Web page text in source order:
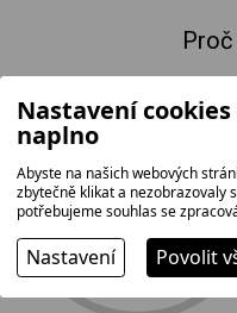
největší prodejní
plocha na Vysočině
Nastavení
naplno
Abyste na našich webových
zbytečně klikat a nezobrazovaly
potřebujeme souhlas se
Nastavení Povolit